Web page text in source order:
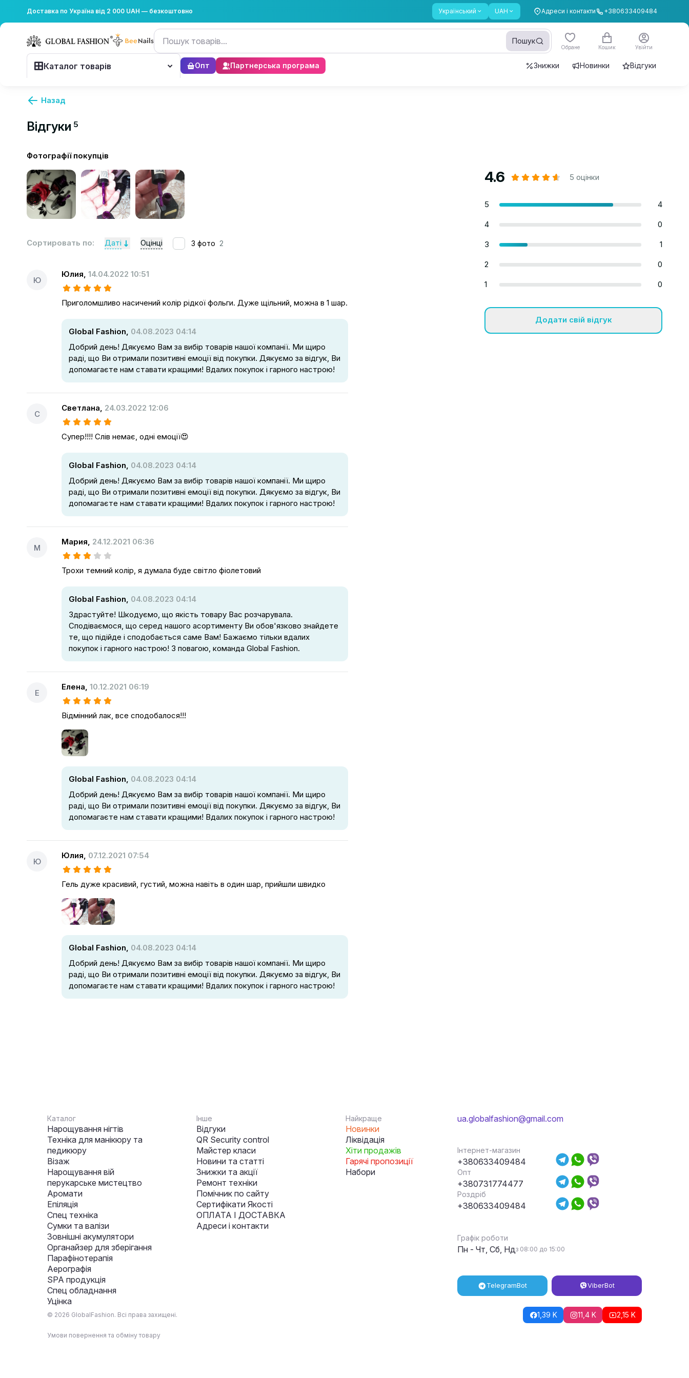
Доставка по Україна від 2 000 UAH — безкоштовно Український UAH Адреси і контакти +380633409484
Пошук
Обране Кошик Увійти
Каталог товарів Опт Партнерська програма Знижки Новинки Відгуки
Назад
Відгуки 5
Фотографії покупців
Сортировать по: Даті Оцінці З фото 2
Ю
Юлия, 14.04.2022 10:51
Приголомшливо насичений колір рідкої фольги. Дуже щільний, можна в 1 шар.
Global Fashion, 04.08.2023 04:14
Добрий день! Дякуємо Вам за вибір товарів нашої компанії. Ми щиро
раді, що Ви отримали позитивні емоції від покупки. Дякуємо за відгук, Ви
допомагаєте нам ставати кращими! Вдалих покупок і гарного настрою!
С
Светлана, 24.03.2022 12:06
Супер!!!! Слів немає, одні емоції😍
Global Fashion, 04.08.2023 04:14
Добрий день! Дякуємо Вам за вибір товарів нашої компанії. Ми щиро
раді, що Ви отримали позитивні емоції від покупки. Дякуємо за відгук, Ви
допомагаєте нам ставати кращими! Вдалих покупок і гарного настрою!
М
Мария, 24.12.2021 06:36
Трохи темний колір, я думала буде світло фіолетовий
Global Fashion, 04.08.2023 04:14
Здрастуйте! Шкодуємо, що якість товару Вас розчарувала.
Сподіваємося, що серед нашого асортименту Ви обов'язково знайдете
те, що підійде і сподобається саме Вам! Бажаємо тільки вдалих
покупок і гарного настрою! З повагою, команда Global Fashion.
Е
Елена, 10.12.2021 06:19
Відмінний лак, все сподобалося!!!
Global Fashion, 04.08.2023 04:14
Добрий день! Дякуємо Вам за вибір товарів нашої компанії. Ми щиро
раді, що Ви отримали позитивні емоції від покупки. Дякуємо за відгук, Ви
допомагаєте нам ставати кращими! Вдалих покупок і гарного настрою!
Ю
Юлия, 07.12.2021 07:54
Гель дуже красивий, густий, можна навіть в один шар, прийшли швидко
Global Fashion, 04.08.2023 04:14
Добрий день! Дякуємо Вам за вибір товарів нашої компанії. Ми щиро
раді, що Ви отримали позитивні емоції від покупки. Дякуємо за відгук, Ви
допомагаєте нам ставати кращими! Вдалих покупок і гарного настрою!
4.6 5 оцінки
5 4
4 0
3 1
2 0
1 0
Додати свій відгук
Каталог
Нарощування нігтів
Техніка для манікюру та
педикюру
Візаж
Нарощування вій
перукарське мистецтво
Аромати
Епіляція
Спец техніка
Сумки та валізи
Зовнішні акумулятори
Органайзер для зберігання
Парафінотерапія
Аерографія
SPA продукція
Спец обладнання
Уцінка
Інше
Відгуки
QR Security control
Майстер класи
Новини та статті
Знижки та акції
Ремонт техніки
Помічник по сайту
Сертифікати Якості
ОПЛАТА І ДОСТАВКА
Адреси і контакти
Найкраще
Новинки
Ліквідація
Хіти продажів
Гарячі пропозиції
Набори
ua.globalfashion@gmail.com
Інтернет-магазин
+380633409484
Опт
+380731774477
Роздріб
+380633409484
Графік роботи
Пн - Чт, Сб, Ндз 08:00 до 15:00
TelegramBot ViberBot
© 2026 GlobalFashion. Всі права захищені. 1,39 K 11,4 K 2,15 K
Умови повернення та обміну товару